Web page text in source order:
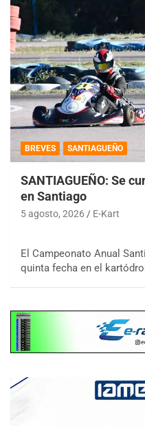
BREVES SANTIAGUEÑO
SANTIAGUEÑO: Se
en Santiago
5 agosto, 2026 E-Kart
El Campeonato Anual
quinta fecha en el